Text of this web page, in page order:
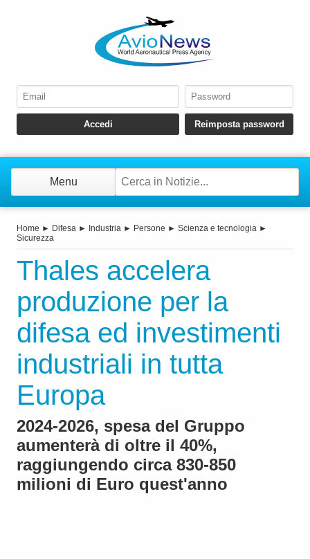
Menu
Home ► Difesa ► Industria ► Persone ► Scienza e tecnologia ►
Sicurezza
Thales accelera
produzione per la
difesa ed investimenti
industriali in tutta
Europa
2024-2026, spesa del Gruppo
aumenterà di oltre il 40%,
raggiungendo circa 830-850
milioni di Euro quest'anno